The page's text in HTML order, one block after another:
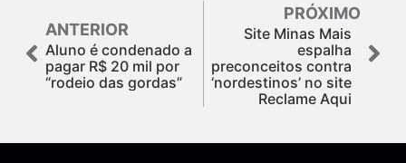
ANTERIOR
Aluno é condenado a
pagar R$ 20 mil por
“rodeio das gordas”
PRÓXIMO
Site Minas Mais
espalha
preconceitos contra
‘nordestinos’ no site
Reclame Aqui